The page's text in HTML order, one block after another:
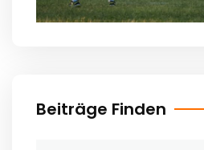
Beiträge Finden